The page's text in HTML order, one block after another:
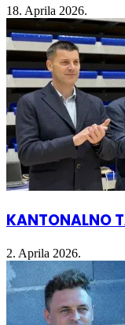
KANTONALNO
2. Aprila 2026.